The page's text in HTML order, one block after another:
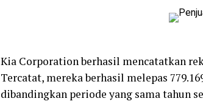
Kia Corporation berhasil mencatatkan
Tercatat, mereka berhasil melepas
dibandingkan periode yang sama tahun